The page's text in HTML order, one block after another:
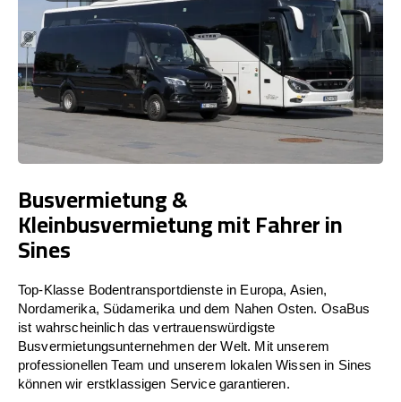
Busvermietung &
Kleinbusvermietung mit Fahrer in
Sines
Top-Klasse Bodentransportdienste in Europa, Asien,
Nordamerika, Südamerika und dem Nahen Osten. OsaBus
ist wahrscheinlich das vertrauenswürdigste
Busvermietungsunternehmen der Welt. Mit unserem
professionellen Team und unserem lokalen Wissen in Sines
können wir erstklassigen Service garantieren.